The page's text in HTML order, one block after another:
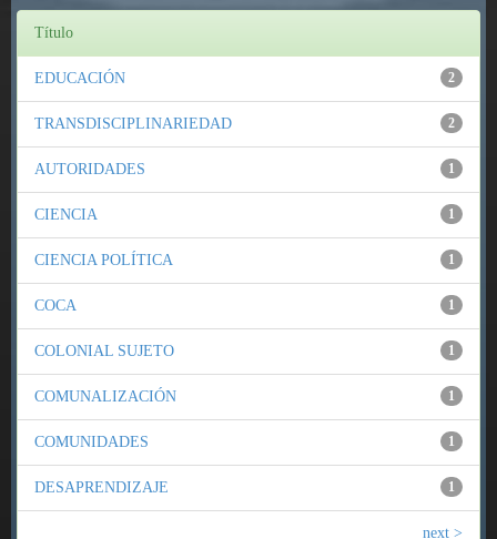
Título
2
EDUCACIÓN
2
TRANSDISCIPLINARIEDAD
1
AUTORIDADES
1
CIENCIA
1
CIENCIA POLÍTICA
1
COCA
1
COLONIAL SUJETO
1
COMUNALIZACIÓN
1
COMUNIDADES
1
DESAPRENDIZAJE
next >